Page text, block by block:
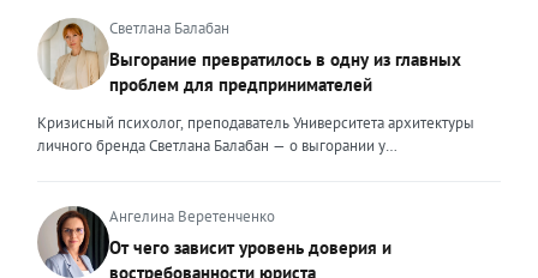
Светлана Балабан
Выгорание превратилось в одну из главных
проблем для предпринимателей
Кризисный психолог, преподаватель Университета архитектуры
личного бренда Светлана Балабан — о выгорании у
проблемой, однако выгорание у предпринимателей заметно
отличается от выгорания у наёмных сотрудников. Наёмный
сотрудник может уйти на больничный или в отпуск, пожаловаться
Ангелина Веретенченко
От чего зависит уровень доверия и
востребованности юриста